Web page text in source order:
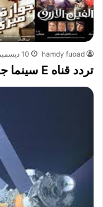
hamdy fuoad 10 ديسمبر، 2017
تردد قناه E سينما جديد القمر نايل سات 2018